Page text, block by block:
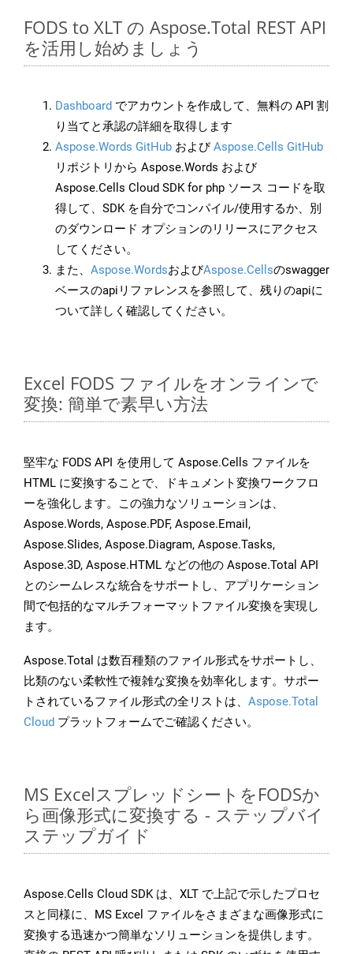
FODS to XLT の Aspose.Total REST API
を活用し始めましょう
Dashboard でアカウントを作成して、無料の API 割
り当てと承認の詳細を取得します
Aspose.Words GitHub およびAspose.Cells GitHub
リポジトリから Aspose.Words および
Aspose.Cells Cloud SDK for php ソース コードを取
得して、SDK を自分でコンパイル/使用するか、別
のダウンロード オプションのリリースにアクセス
してください。
また、 Aspose.WordsおよびAspose.Cellsのswagger
ベースのapiリファレンスを参照して、残りのapiに
ついて詳しく確認してください。
Excel FODS ファイルをオンラインで
変換: 簡単で素早い方法
堅牢な FODS API を使用して Aspose.Cells ファイルを
HTML に変換することで、ドキュメント変換ワークフロ
ーを強化します。この強力なソリューションは、
Aspose.Words, Aspose.PDF, Aspose.Email,
Aspose.Slides, Aspose.Diagram, Aspose.Tasks,
Aspose.3D, Aspose.HTML などの他の Aspose.Total API
とのシームレスな統合をサポートし、アプリケーション
間で包括的なマルチフォーマットファイル変換を実現し
ます。
Aspose.Total は数百種類のファイル形式をサポートし、
比類のない柔軟性で複雑な変換を効率化します。サポー
トされているファイル形式の全リストは、 Aspose.Total
Cloud プラットフォームでご確認ください。
MS ExcelスプレッドシートをFODSか
ら画像形式に変換する - ステップバイ
ステップガイド
Aspose.Cells Cloud SDK は、XLT で上記で示したプロセ
スと同様に、MS Excel ファイルをさまざまな画像形式に
変換する迅速かつ簡単なソリューションを提供します。